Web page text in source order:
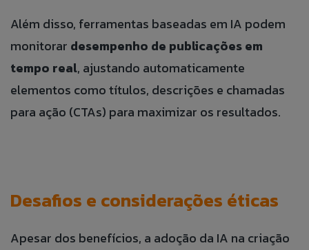
Além disso, ferramentas baseadas em IA podem
monitorar desempenho de publicações em
tempo real, ajustando automaticamente
elementos como títulos, descrições e chamadas
para ação (CTAs) para maximizar os resultados.
Desafios e considerações éticas
Apesar dos benefícios, a adoção da IA na criação
Fale Conosco
Caso queira realizar alguma reclamação de
maneira anônima, você pode fazê-lo clicando no
botão ao lado:
Talk to Us
If you want to make a complaint anonymously,
you can do so by clicking the button to the side:
Banco de
Currículos
Preencha as informações abaixo para